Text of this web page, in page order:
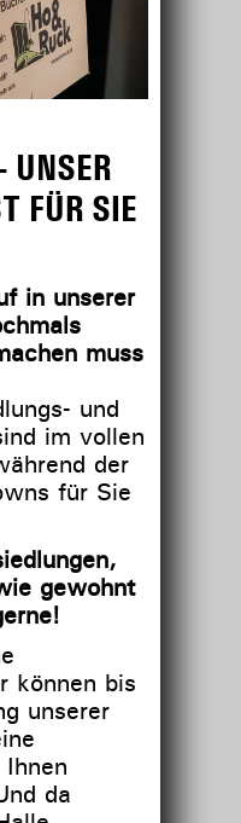
UNSER
FÜR SIE
in unserer
muss
und
im vollen
der
für Sie
gewohnt
können bis
unserer
da